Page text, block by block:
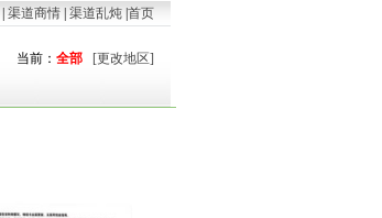
渠道商情 渠道乱炖 首页
当前： 全部 [更改地区]